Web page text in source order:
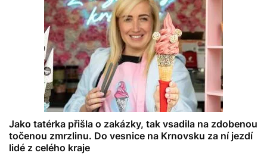
Jako tatérka přišla o zakázky, tak vsadila na zdobenou
točenou zmrzlinu. Do vesnice na Krnovsku za ní jezdí
lidé z celého kraje